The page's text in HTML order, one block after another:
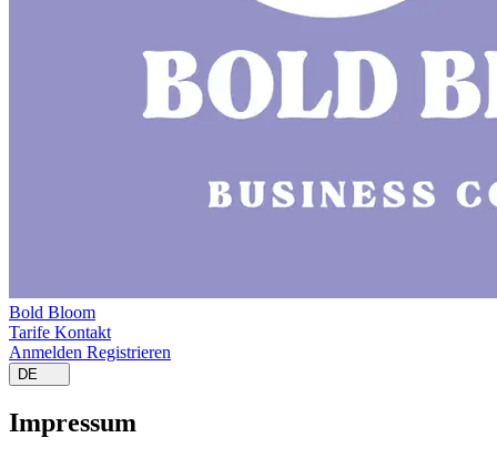
Bold Bloom
Tarife Kontakt
Anmelden Registrieren
DE
Impressum